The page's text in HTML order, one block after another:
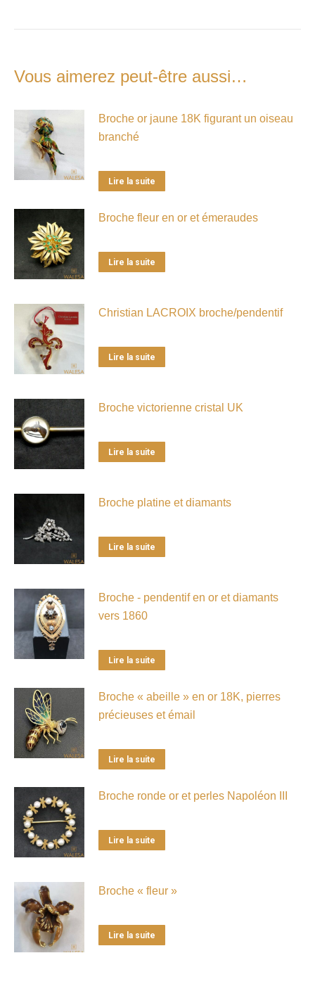
Vous aimerez peut-être aussi…
Broche or jaune 18K figurant un oiseau
branché
Lire la suite
Broche fleur en or et émeraudes
Lire la suite
Christian LACROIX broche/pendentif
Lire la suite
Broche victorienne cristal UK
Lire la suite
Broche platine et diamants
Lire la suite
Broche - pendentif en or et diamants
vers 1860
Lire la suite
Broche « abeille » en or 18K, pierres
précieuses et émail
Lire la suite
Broche ronde or et perles Napoléon III
Lire la suite
Broche « fleur »
Lire la suite